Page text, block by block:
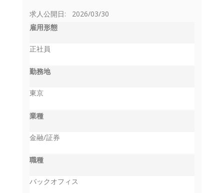
求人公開日: 2026/03/30
雇用形態
正社員
勤務地
東京
業種
金融/証券
職種
バックオフィス